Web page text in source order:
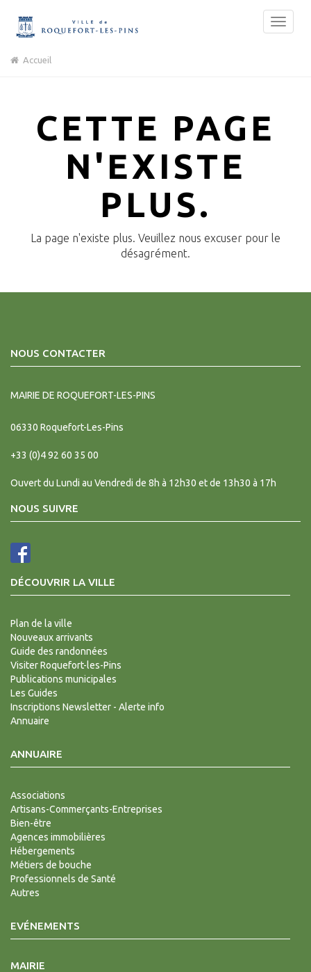
Accueil
CETTE PAGE
N'EXISTE
PLUS.
La page n'existe plus. Veuillez nous excuser pour le
désagrément.
NOUS CONTACTER
MAIRIE DE ROQUEFORT-LES-PINS
06330 Roquefort-Les-Pins
+33 (0)4 92 60 35 00
Ouvert du Lundi au Vendredi de 8h à 12h30 et de 13h30 à 17h
NOUS SUIVRE
DÉCOUVRIR LA VILLE
Plan de la ville
Nouveaux arrivants
Guide des randonnées
Visiter Roquefort-les-Pins
Publications municipales
Les Guides
Inscriptions Newsletter - Alerte info
Annuaire
ANNUAIRE
Associations
Artisans-Commerçants-Entreprises
Bien-être
Agences immobilières
Hébergements
Métiers de bouche
Professionnels de Santé
Autres
EVÉNEMENTS
MAIRIE